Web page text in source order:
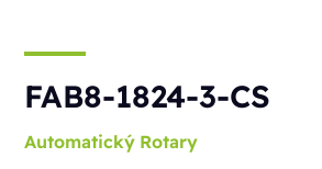
FAB8-1824-3-CS
Automatický Rotary